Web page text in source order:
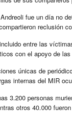
fue un día no
reclusión
entre las
con el apoyo de
únicas de
internas del MIR
3.200 personas
otros 40.000